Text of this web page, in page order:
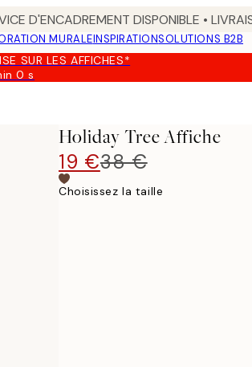
D'ENCADREMENT DISPONIBLE •
MURALEINSPIRATIONSOLUTIONS B2B
SUR LES AFFICHES*
0 s
Valable
Holiday Tree Affiche
19 €38 €
Choisissez la taille